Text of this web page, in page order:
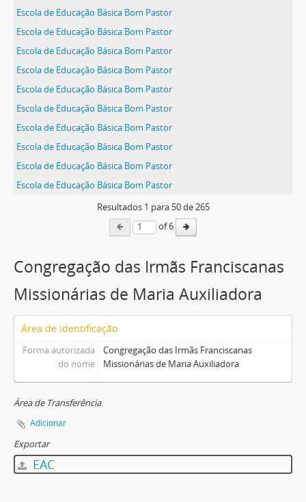
Escola de Educação Básica Bom Pastor
Escola de Educação Básica Bom Pastor
Escola de Educação Básica Bom Pastor
Escola de Educação Básica Bom Pastor
Escola de Educação Básica Bom Pastor
Escola de Educação Básica Bom Pastor
Escola de Educação Básica Bom Pastor
Escola de Educação Básica Bom Pastor
Escola de Educação Básica Bom Pastor
Escola de Educação Básica Bom Pastor
Resultados 1 para 50de 265
of 6
Congregação das Irmãs Franciscanas
Missionárias de Maria Auxiliadora
Área de identificação
Forma autorizada
do nome
Congregação das Irmãs Franciscanas
Missionárias de Maria Auxiliadora
Área de Transferência
Adicionar
Exportar
EAC